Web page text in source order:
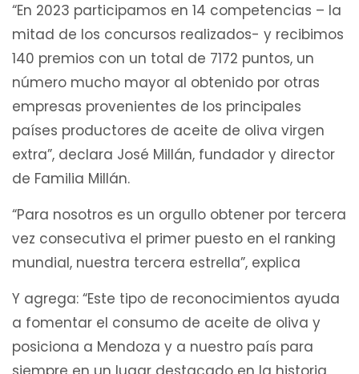
“En 2023 participamos en 14 competencias – la
mitad de los concursos realizados- y recibimos
140 premios con un total de 7172 puntos, un
número mucho mayor al obtenido por otras
empresas provenientes de los principales
países productores de aceite de oliva virgen
extra”, declara José Millán, fundador y director
de Familia Millán.
“Para nosotros es un orgullo obtener por tercera
vez consecutiva el primer puesto en el ranking
mundial, nuestra tercera estrella”, explica
Y agrega: “Este tipo de reconocimientos ayuda
a fomentar el consumo de aceite de oliva y
posiciona a Mendoza y a nuestro país para